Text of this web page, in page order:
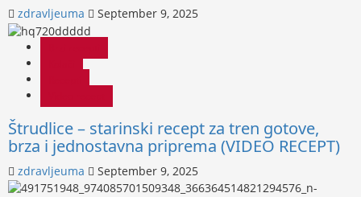
zdravljeuma September 9, 2025
Štrudlice – starinski recept za tren gotove,
brza i jednostavna priprema (VIDEO RECEPT)
zdravljeuma September 9, 2025